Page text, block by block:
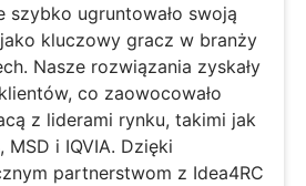
szybko ugruntowało swoją
kluczowy gracz w branży
Nasze rozwiązania zyskały
co zaowocowało
z liderami rynku, takimi jak
MSD i IQVIA. Dzięki
partnerstwom z Idea4RC